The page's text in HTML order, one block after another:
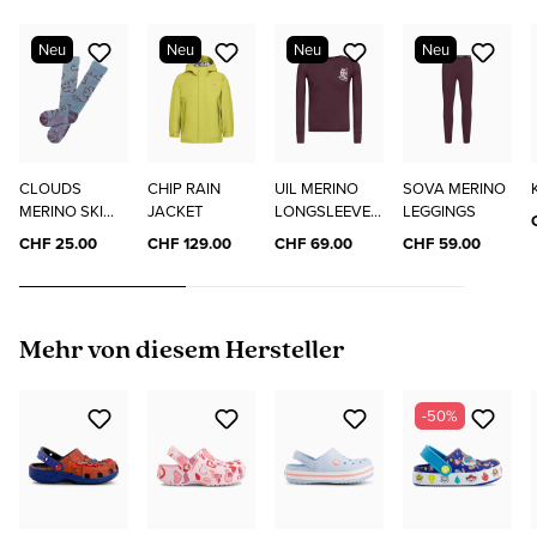
Neu
CLOUDS
MERINO SKI
SOCKS
CHF 25.00
Neu
CHIP RAIN
JACKET
CHF 129.00
Neu
UIL MERINO
LONGSLEEVE
"ELO"
CHF 69.00
Neu
SOVA MERINO
LEGGINGS
CHF 59.00
Produktgalerie überspringen
Mehr von diesem Hersteller
-50%